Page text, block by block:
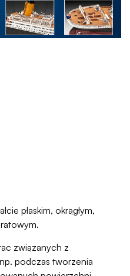
płaskim, okrągłym,
związanych z
podczas tworzenia